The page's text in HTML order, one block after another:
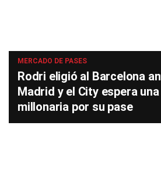
MERCADO DE PASES
Rodri eligió al Barcelona
Madrid y el City espera
millonaria por su pase